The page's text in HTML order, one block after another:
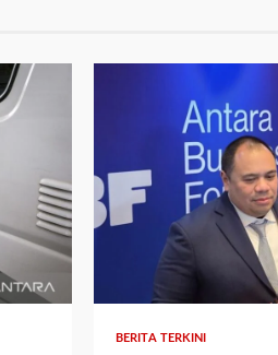
BERITA TERKINI